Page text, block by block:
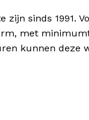
zijn sinds 1991.
met
kunnen deze